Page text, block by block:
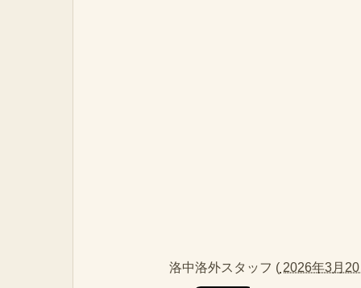
洛中洛外スタッフ ( 2026年3月